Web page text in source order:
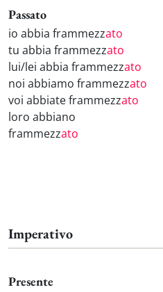
Passato
io abbia frammezzato
tu abbia frammezzato
lui/lei abbia frammezzato
noi abbiamo frammezzato
voi abbiate frammezzato
loro abbiano
frammezzato
Imperativo
Presente